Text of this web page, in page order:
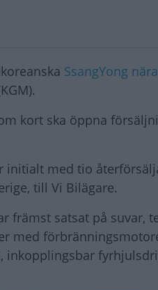
SsangYong
kort ska öppna
initialt med tio
till Vi Bilägare.
främst satsat på
med
inkopplingsbar